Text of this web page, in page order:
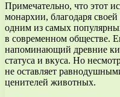
Примечательно, что этот
монархии, благодаря
одним из самых
в современном обществе.
напоминающий древние
статуса и вкуса. Но
не оставляет
ценителей животных.